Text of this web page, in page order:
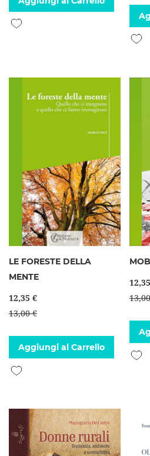
Aggiungi alla lista desideri
LE FORESTE DELLA
MENTE
12,35 €
13,00 €
Aggiungi al Carrello
Aggiungi alla lista desideri